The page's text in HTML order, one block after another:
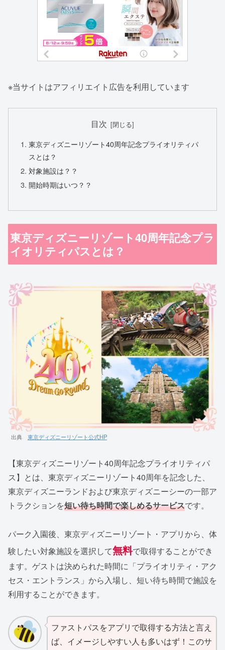
※当サイトはアフィリエイト広告を利用しています
目次
東京ディズニーリゾート40周年記念プライオリティパ
スとは？
対象施設は？？
開始時期はいつ？？
東京ディズニーリゾート40周年記念プラ
イオリティパスとは？
出典 東京ディズニーリゾート公式HP
【東京ディズニーリゾート40周年記念プライオリティパ
ス】とは、東京ディズニーリゾート40周年を記念した、
東京ディズニーランドおよび東京ディズニーシーの一部ア
トラクションを短い待ち時間で楽しめるサービスです。
パーク入園後、東京ディズニーリゾート・アプリから、体
験したい対象施設を選択して無料で取得することができ
ます。ゲストは決められた時間に「プライオリティ・アク
セス・エントランス」から入場し、短い待ち時間で施設を
利用することができます。
ファストパスをアプリで取得する方法と言え
ば、イメージしやすい人も多いはず！このサ